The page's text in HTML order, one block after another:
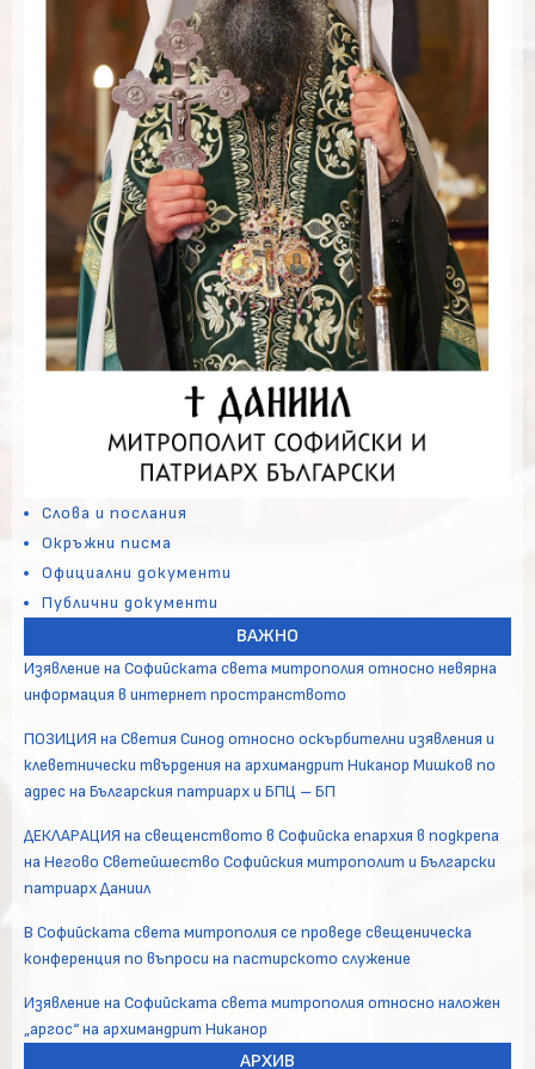
Слова и послания
Окръжни писма
Официални документи
Публични документи
ВАЖНО
Изявление на Софийската света митрополия относно невярна
информация в интернет пространството
ПОЗИЦИЯ на Светия Синод относно оскърбителни изявления и
клеветнически твърдения на архимандрит Никанор Мишков по
адрес на Българския патриарх и БПЦ – БП
ДЕКЛАРАЦИЯ на свещенството в Софийска епархия в подкрепа
на Негово Светейшество Софийския митрополит и Български
патриарх Даниил
В Софийската света митрополия се проведе свещеническа
конференция по въпроси на пастирското служение
Изявление на Софийската света митрополия относно наложен
„аргос“ на архимандрит Никанор
АРХИВ